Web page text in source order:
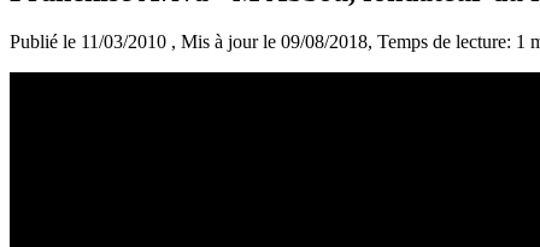
Publié le 11/03/2010 , Mis à jour le 09/08/2018, Temps de lecture: 1